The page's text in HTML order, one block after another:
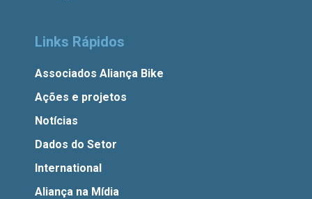
Links Rápidos
Associados Aliança Bike
Ações e projetos
Notícias
Dados do Setor
International
Aliança na Mídia